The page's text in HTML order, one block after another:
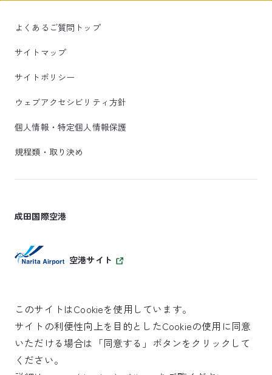
よくあるご質問トップ
サイトマップ
サイトポリシー
ウェブアクセシビリティ方針
個人情報・特定個人情報保護
規程類・取り決め
成田国際空港
空港サイト
SKYTRAX
5スターエアポート
このサイトはCookieを使用しています。
サイトの利便性向上を目的としたCookieの使用に同意
いただける場合は「同意する」ボタンをクリックして
ください。